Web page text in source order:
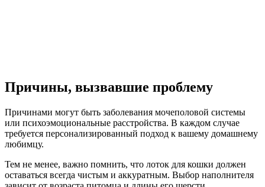
Причины, вызвавшие проблему
Причинами могут быть заболевания мочеполовой системы
или психоэмоциональные расстройства. В каждом случае
требуется персонализированный подход к вашему домашнему
любимцу.
Тем не менее, важно помнить, что лоток для кошки должен
оставаться всегда чистым и аккуратным. Выбор наполнителя